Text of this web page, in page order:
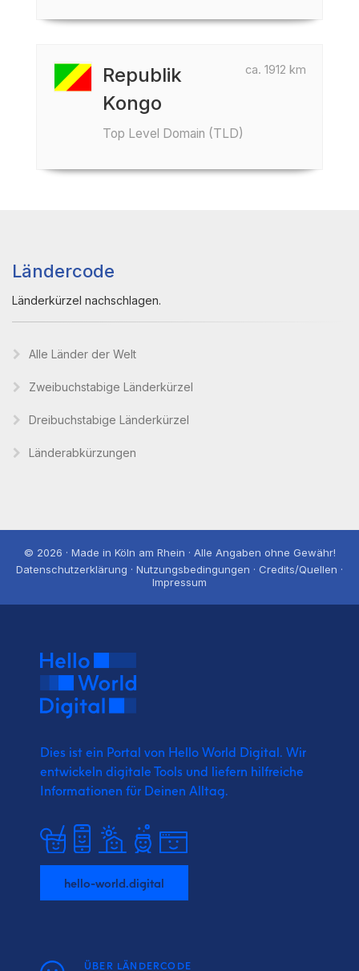
ca. 1912 km
Republik
Kongo
Top Level Domain (TLD)
Ländercode
Länderkürzel nachschlagen.
Alle Länder der Welt
Zweibuchstabige Länderkürzel
Dreibuchstabige Länderkürzel
Länderabkürzungen
© 2026 · Made in Köln am Rhein · Alle Angaben ohne Gewähr!
Datenschutzerklärung · Nutzungsbedingungen · Credits/Quellen ·
Impressum
Dies ist ein Portal von Hello World Digital. Wir
entwickeln digitale Tools und liefern hilfreiche
Informationen für Deinen Alltag.
hello-world.digital
ÜBER LÄNDERCODE